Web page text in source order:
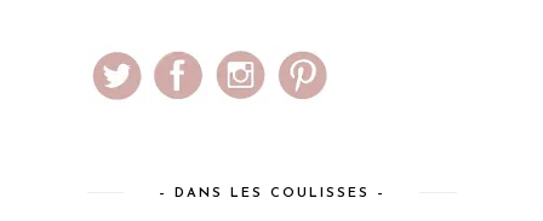
– DANS LES COULISSES –